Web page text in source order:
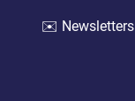
✉️ Newsletters